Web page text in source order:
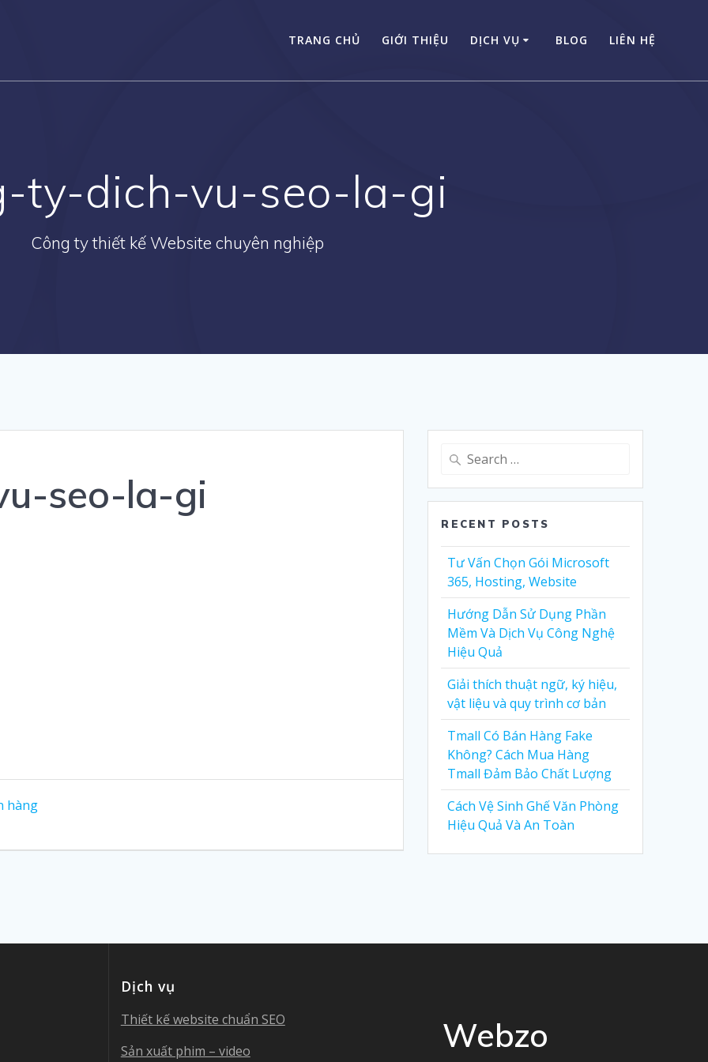
TRANG CHỦ GIỚI THIỆU DỊCH VỤ BLOG LIÊN HỆ
ty-dich-vu-seo-la-gi
Công ty thiết kế Website chuyên nghiệp
seo-la-gi
hàng
Search
RECENT POSTS
Tư Vấn Chọn Gói Microsoft
365, Hosting, Website
Hướng Dẫn Sử Dụng Phần
Mềm Và Dịch Vụ Công Nghệ
Hiệu Quả
Giải thích thuật ngữ, ký hiệu,
vật liệu và quy trình cơ bản
Tmall Có Bán Hàng Fake
Không? Cách Mua Hàng
Tmall Đảm Bảo Chất Lượng
Cách Vệ Sinh Ghế Văn Phòng
Hiệu Quả Và An Toàn
Dịch vụ
Thiết kế website chuẩn SEO
Sản xuất phim – video
Webzo